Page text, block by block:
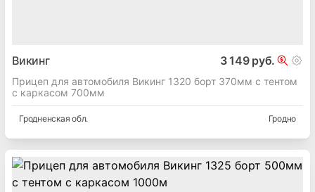
Викинг 3 149 руб.
Прицеп для автомобиля Викинг 1320 борт 370мм с тентом
с каркасом 700мм
Гродненская обл. Гродно